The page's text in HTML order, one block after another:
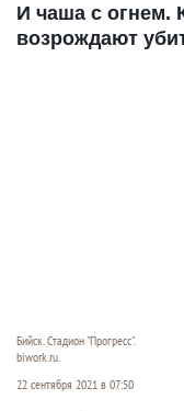
И чаша с огнем.
возрождают
Бийск. Стадион "Прогресс".
biwork.ru.
22 сентября 2021 в 07:50